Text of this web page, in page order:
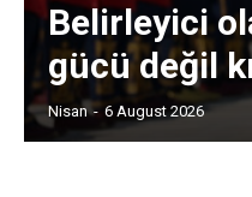
Belirleyici
gücü değil
Nisan - 6 August 2026